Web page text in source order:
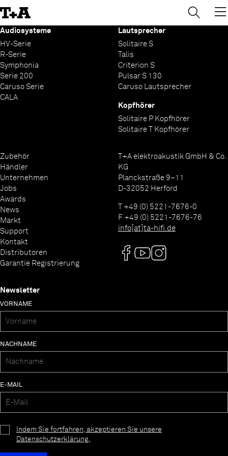
to
Content
Audiosysteme
HV-Serie
R-Serie
Symphonia
Serie 200
Caruso Serie
CALA
Lautsprecher
Solitaire S
Talis
Criterion S
Pulsar S 130
Caruso Lautsprecher
Kopfhörer
Solitaire P Kopfhörer
Solitaire T Kopfhörer
Zubehör
Händler
Unternehmen
Jobs
Awards
News
Markt
Support
Kontakt
Distributoren
Garantie Registrierung
T+A elektroakustik GmbH & Co.
KG
Planckstraße 9–11
D-32052 Herford
T +49 (0) 5221-7676-0
F +49 (0) 5221-7676-76
info[at]ta-hifi.de
Newsletter
VORNAME
NACHNAME
E-MAIL
Indem Sie fortfahren, akzeptieren Sie unsere
Datenschutzerklärung.
→ ×